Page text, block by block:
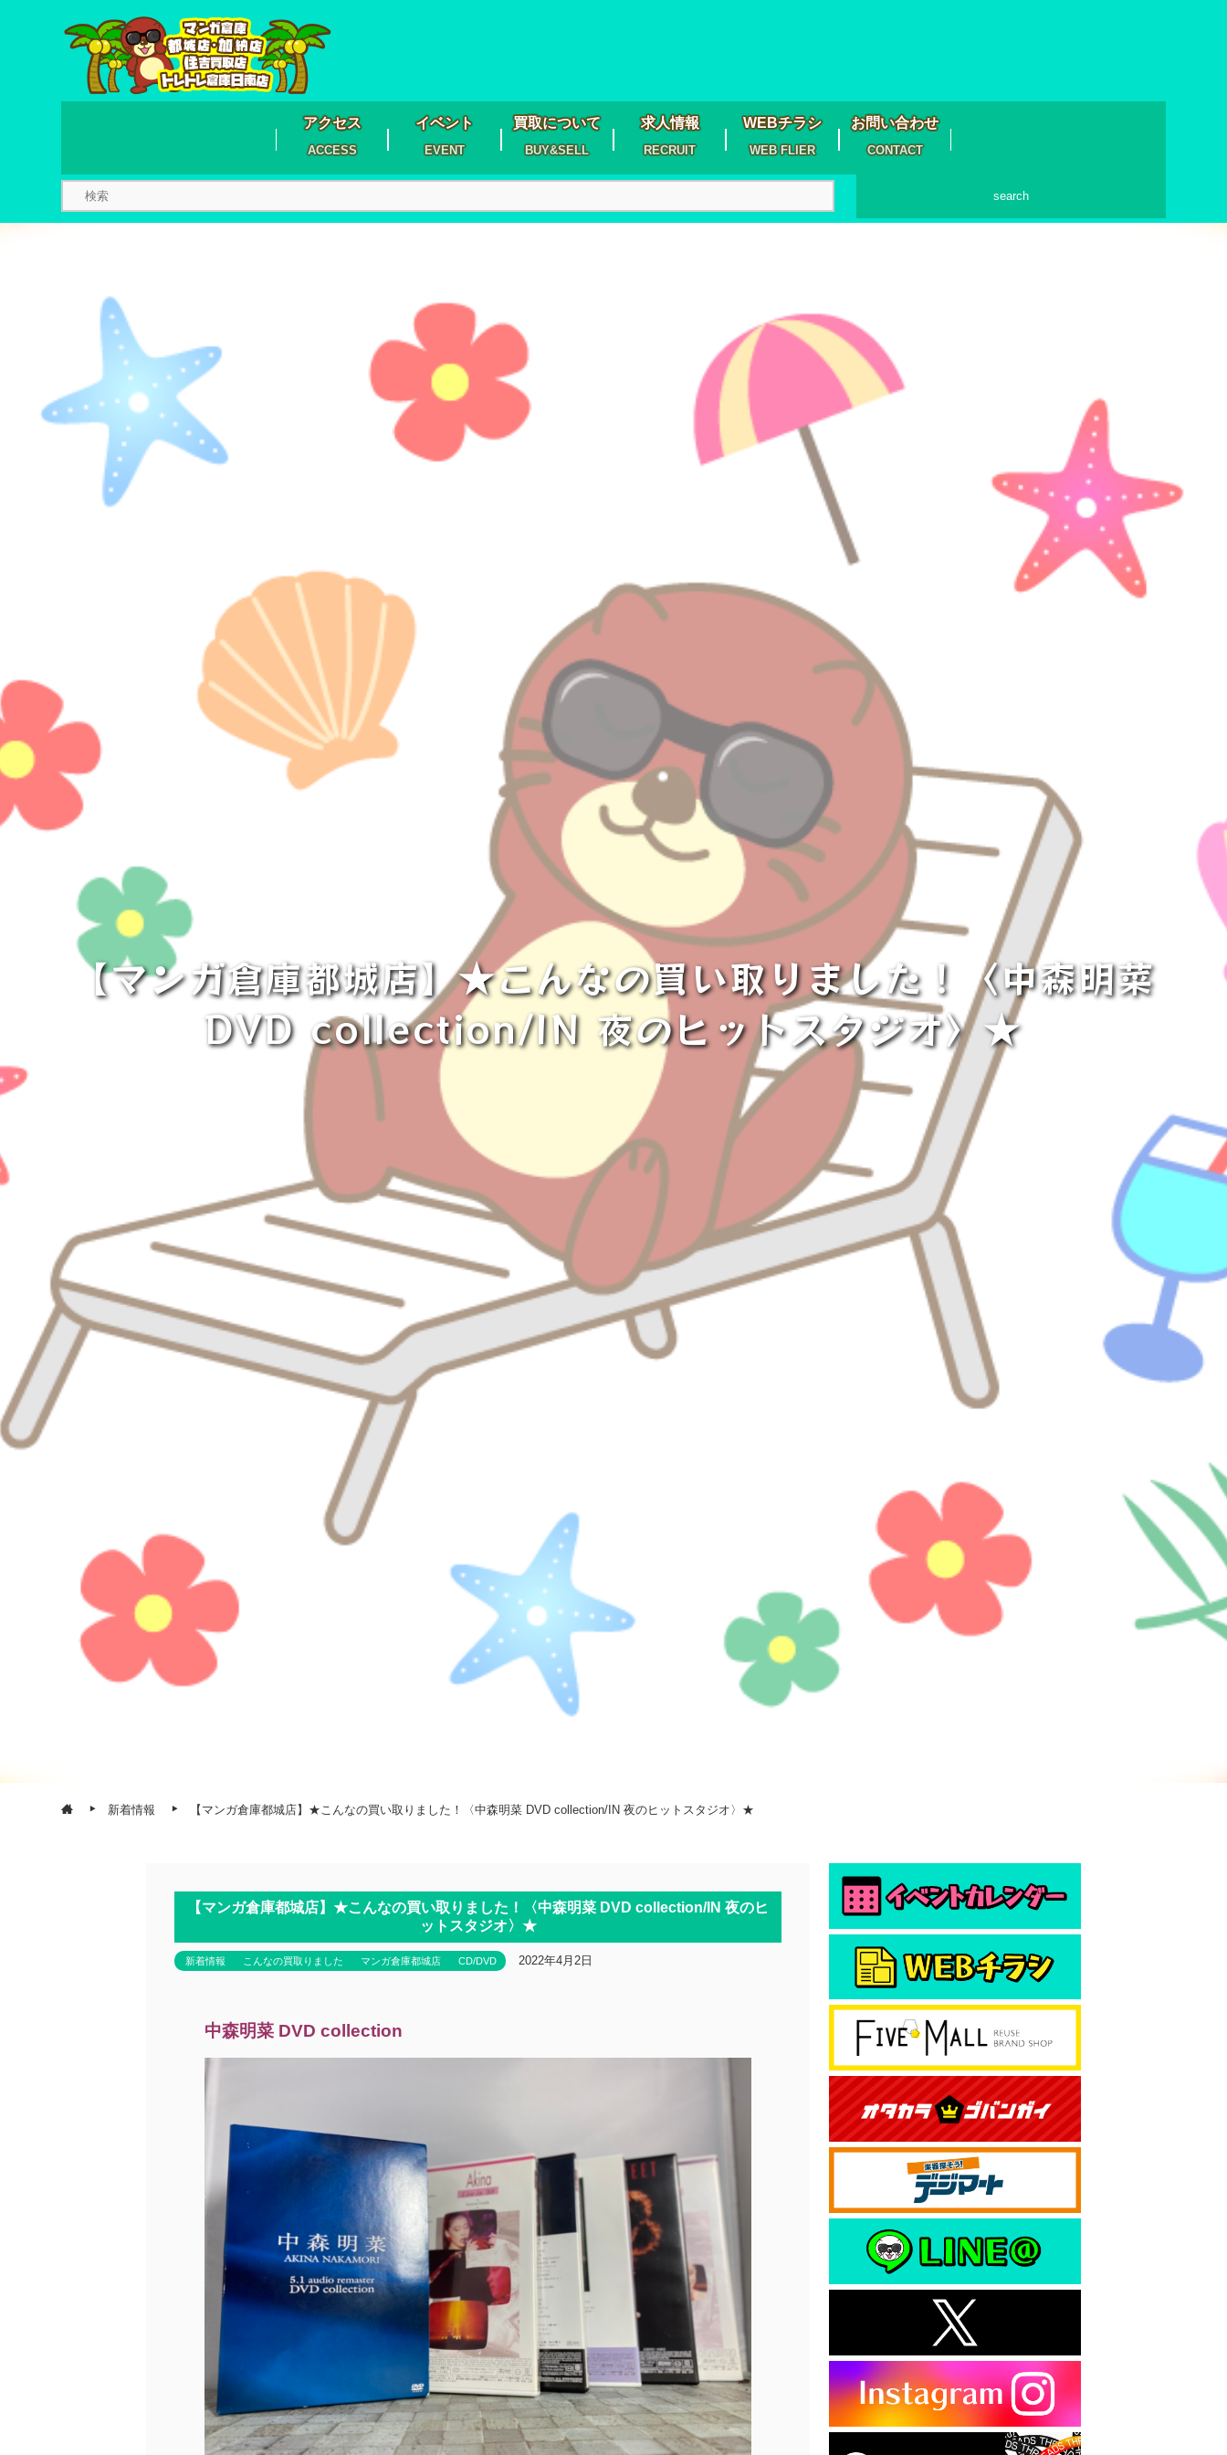
アクセス
ACCESS
イベント
EVENT
買取について
BUY&SELL
求人情報
RECRUIT
WEBチラシ
WEB FLIER
お問い合わせ
CONTACT
search
【マンガ倉庫都城店】★こんなの買い取りました！〈中森明菜
DVD collection/IN 夜のヒットスタジオ〉★
新着情報 【マンガ倉庫都城店】★こんなの買い取りました！〈中森明菜 DVD collection/IN 夜のヒットスタジオ〉★
【マンガ倉庫都城店】★こんなの買い取りました！〈中森明菜 DVD collection/IN 夜のヒ
ットスタジオ〉★
新着情報 こんなの買取りました マンガ倉庫都城店 CD/DVD 2022年4月2日
中森明菜 DVD collection